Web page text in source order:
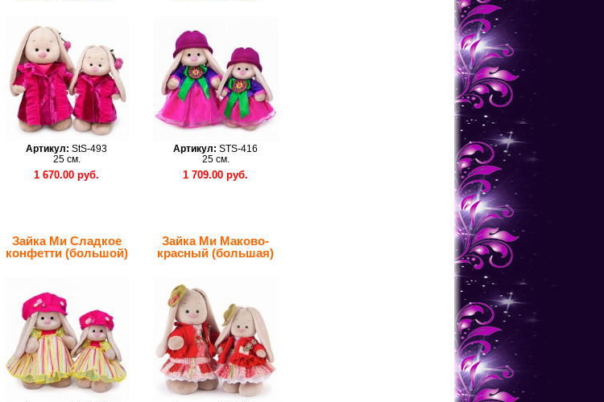
Артикул: StS-493
25 см.
1 670.00 руб.
Артикул: STS-416
25 см.
1 709.00 руб.
Зайка Ми Сладкое
конфетти (большой)
Зайка Ми Маково-
красный (большая)